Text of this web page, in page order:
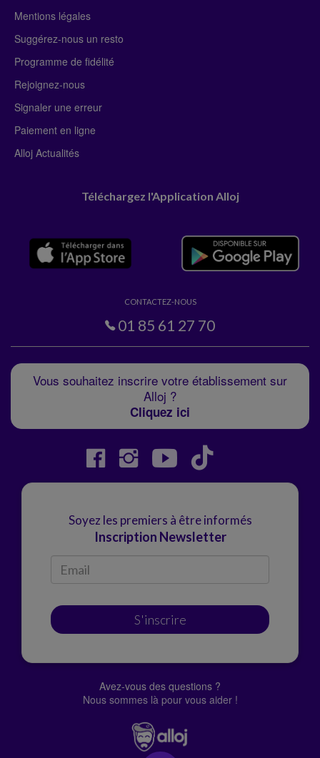
Mentions légales
Suggérez-nous un resto
Programme de fidélité
Rejoignez-nous
Signaler une erreur
Paiement en ligne
Alloj Actualités
Téléchargez l'Application Alloj
CONTACTEZ-NOUS
01 85 61 27 70
Vous souhaitez inscrire votre établissement sur
Alloj ?
Cliquez ici
Soyez les premiers à être informés
Inscription Newsletter
S'inscrire
Avez-vous des questions ?
Nous sommes là pour vous aider !